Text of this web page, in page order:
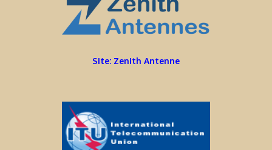
Site: Zenith Antenne